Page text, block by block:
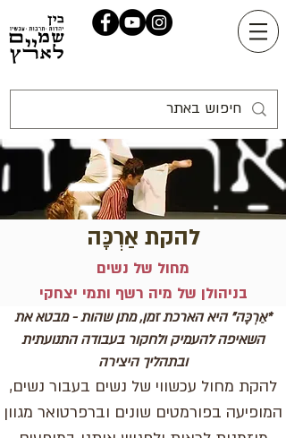
להקת אַרְכָּה
מחול של נשים
בניהולן של מיה רשף ותמי יצחקי
*אַרְכָּה" היא הארכת זמן, מתן שהות - מבטא את
השאיפה להעמיק ולחקור בעבודה התנועתית
ובתהליך היצירה
להקת מחול עכשווי של נשים בעבור נשים,
המופיעה בפורמטים שונים וברפרטואר מגוון